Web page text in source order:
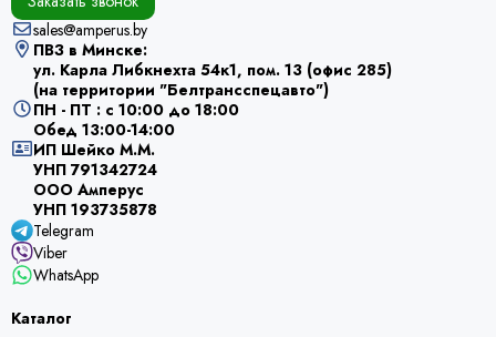
sales@amperus.by
ПВЗ в Минске:
ул. Карла Либкнехта 54к1, пом. 13 (офис 285)
(на территории "Белтрансспецавто")
ПН - ПТ : с 10:00 до 18:00
Обед 13:00-14:00
ИП Шейко М.М.
УНП 791342724
ООО Амперус
УНП 193735878
Telegram
Viber
WhatsApp
Каталог